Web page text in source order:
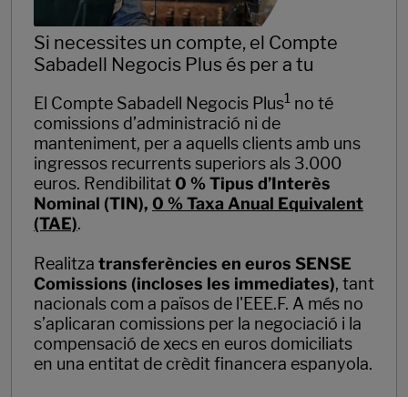
Si necessites un compte, el Compte
Sabadell Negocis Plus és per a tu
El Compte Sabadell Negocis Plus1 no té
comissions d’administració ni de
manteniment, per a aquells clients amb uns
ingressos recurrents superiors als 3.000
euros. Rendibilitat 0 % Tipus d’Interès
Nominal (TIN), 0 % Taxa Anual Equivalent
(TAE).
Realitza transferències en euros SENSE
Comissions (incloses les immediates), tant
nacionals com a països de l'EEE.F. A més no
s’aplicaran comissions per la negociació i la
compensació de xecs en euros domiciliats
en una entitat de crèdit financera espanyola.